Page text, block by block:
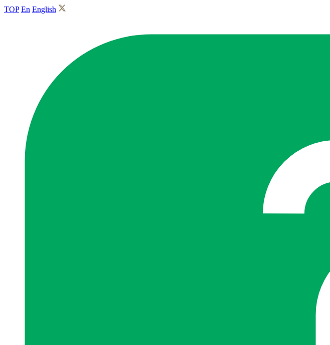
TOP En English